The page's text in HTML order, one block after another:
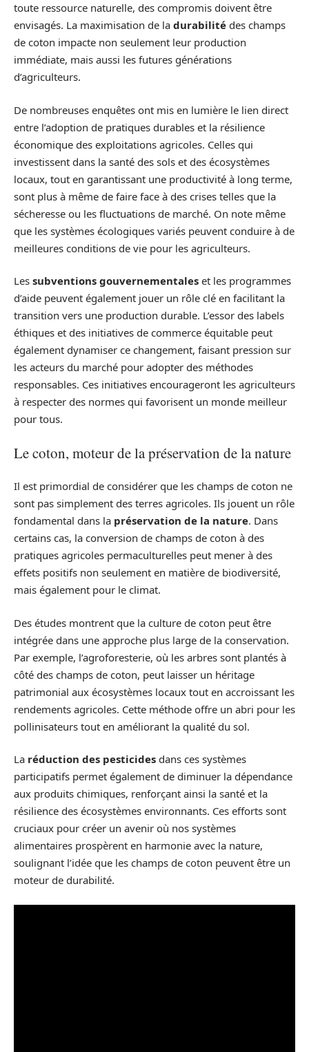
toute ressource naturelle, des compromis doivent être
envisagés. La maximisation de la durabilité des champs
de coton impacte non seulement leur production
immédiate, mais aussi les futures générations
d’agriculteurs.
De nombreuses enquêtes ont mis en lumière le lien direct
entre l’adoption de pratiques durables et la résilience
économique des exploitations agricoles. Celles qui
investissent dans la santé des sols et des écosystèmes
locaux, tout en garantissant une productivité à long terme,
sont plus à même de faire face à des crises telles que la
sécheresse ou les fluctuations de marché. On note même
que les systèmes écologiques variés peuvent conduire à de
meilleures conditions de vie pour les agriculteurs.
Les subventions gouvernementales et les programmes
d’aide peuvent également jouer un rôle clé en facilitant la
transition vers une production durable. L’essor des labels
éthiques et des initiatives de commerce équitable peut
également dynamiser ce changement, faisant pression sur
les acteurs du marché pour adopter des méthodes
responsables. Ces initiatives encourageront les agriculteurs
à respecter des normes qui favorisent un monde meilleur
pour tous.
Le coton, moteur de la préservation de la nature
Il est primordial de considérer que les champs de coton ne
sont pas simplement des terres agricoles. Ils jouent un rôle
fondamental dans la préservation de la nature. Dans
certains cas, la conversion de champs de coton à des
pratiques agricoles permaculturelles peut mener à des
effets positifs non seulement en matière de biodiversité,
mais également pour le climat.
Des études montrent que la culture de coton peut être
intégrée dans une approche plus large de la conservation.
Par exemple, l’agroforesterie, où les arbres sont plantés à
côté des champs de coton, peut laisser un héritage
patrimonial aux écosystèmes locaux tout en accroissant les
rendements agricoles. Cette méthode offre un abri pour les
pollinisateurs tout en améliorant la qualité du sol.
La réduction des pesticides dans ces systèmes
participatifs permet également de diminuer la dépendance
aux produits chimiques, renforçant ainsi la santé et la
résilience des écosystèmes environnants. Ces efforts sont
cruciaux pour créer un avenir où nos systèmes
alimentaires prospèrent en harmonie avec la nature,
soulignant l’idée que les champs de coton peuvent être un
moteur de durabilité.